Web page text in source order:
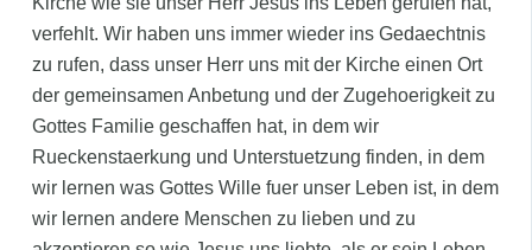
verfehlt. Wir haben uns immer wieder ins Gedaechtnis
zu rufen, dass unser Herr uns mit der Kirche einen Ort
der gemeinsamen Anbetung und der Zugehoerigkeit zu
Gottes Familie geschaffen hat, in dem wir
Rueckenstaerkung und Unterstuetzung finden, in dem
wir lernen was Gottes Wille fuer unser Leben ist, in dem
wir lernen andere Menschen zu lieben und zu